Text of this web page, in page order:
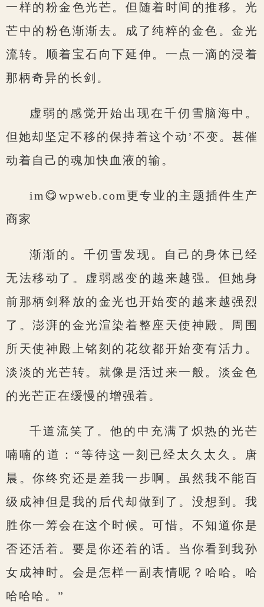
一样的粉金色光芒。但随着时间的推移。光
芒中的粉色渐渐去。成了纯粹的金色。金光
流转。顺着宝石向下延伸。一点一滴的浸着
那柄奇异的长剑。
虚弱的感觉开始出现在千仞雪脑海中。
但她却坚定不移的保持着这个动’不变。甚催
动着自己的魂加快血液的输。
im😋wpweb.com更专业的主题插件生产
商家
渐渐的。千仞雪发现。自己的身体已经
无法移动了。虚弱感变的越来越强。但她身
前那柄剑释放的金光也开始变的越来越强烈
了。澎湃的金光渲染着整座天使神殿。周围
所天使神殿上铭刻的花纹都开始变有活力。
淡淡的光芒转。就像是活过来一般。淡金色
的光芒正在缓慢的增强着。
千道流笑了。他的中充满了炽热的光芒
喃喃的道：“等待这一刻已经太久太久。唐
晨。你终究还是差我一步啊。虽然我不能百
级成神但是我的后代却做到了。没想到。我
胜你一筹会在这个时候。可惜。不知道你是
否还活着。要是你还着的话。当你看到我孙
女成神时。会是怎样一副表情呢？哈哈。哈
哈哈哈。”